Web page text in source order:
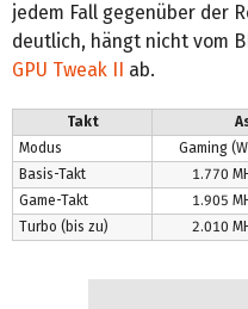
jedem Fall gegenüber der
deutlich, hängt nicht vom
GPU Tweak II
ab.
Takt
Modus
Gaming
Basis-Takt
1.770
Game-Takt
1.905
Turbo (bis zu)
2.010